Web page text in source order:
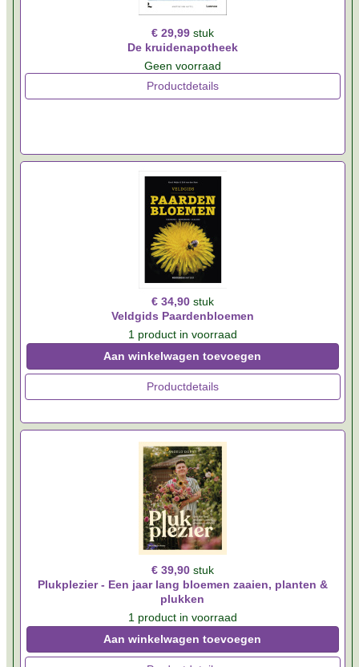
€ 29,99 stuk
De kruidenapotheek
Geen voorraad
Productdetails
€ 34,90 stuk
Veldgids Paardenbloemen
1 product in voorraad
Aan winkelwagen toevoegen
Productdetails
€ 39,90 stuk
Plukplezier - Een jaar lang bloemen zaaien, planten &
plukken
1 product in voorraad
Aan winkelwagen toevoegen